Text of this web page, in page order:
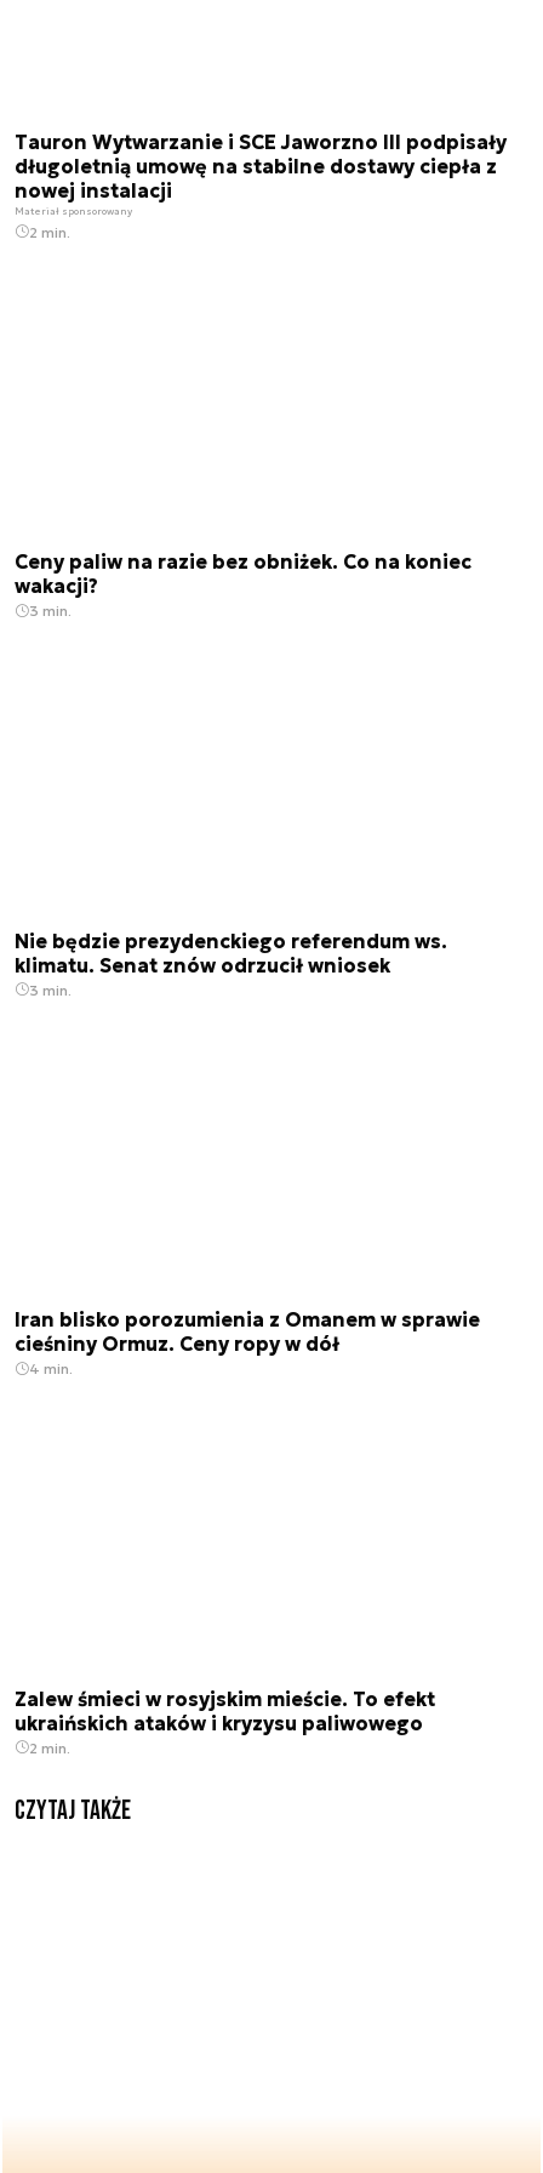
Tauron Wytwarzanie i SCE Jaworzno III podpisały
długoletnią umowę na stabilne dostawy ciepła z
nowej instalacji
Materiał sponsorowany
2 min.
Ceny paliw na razie bez obniżek. Co na koniec
wakacji?
3 min.
Nie będzie prezydenckiego referendum ws.
klimatu. Senat znów odrzucił wniosek
3 min.
Iran blisko porozumienia z Omanem w sprawie
cieśniny Ormuz. Ceny ropy w dół
4 min.
Zalew śmieci w rosyjskim mieście. To efekt
ukraińskich ataków i kryzysu paliwowego
2 min.
Czytaj także